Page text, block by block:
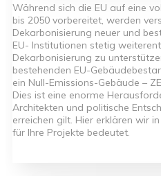
Während sich die EU auf eine
bis 2050 vorbereitet, werden
Dekarbonisierung neuer und
EU- Institutionen stetig
Dekarbonisierung zu
bestehenden EU-
ein Null-Emissions-Gebäude –
Dies ist eine enorme
Architekten und politische
erreichen gilt. Hier erklären wir
für Ihre Projekte bedeutet.